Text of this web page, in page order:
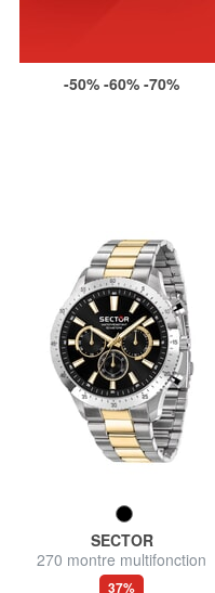
-50% -60% -70%
SECTOR
270 montre multifonction
37%